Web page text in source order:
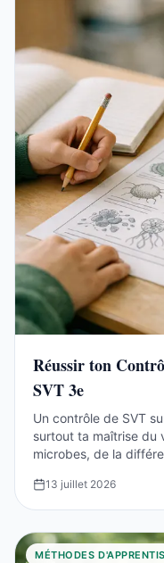
Réussir ton
SVT 3e
Un contrôle de SVT
surtout ta maîtrise du
microbes, de la
13 juillet 2026
MÉTHODES